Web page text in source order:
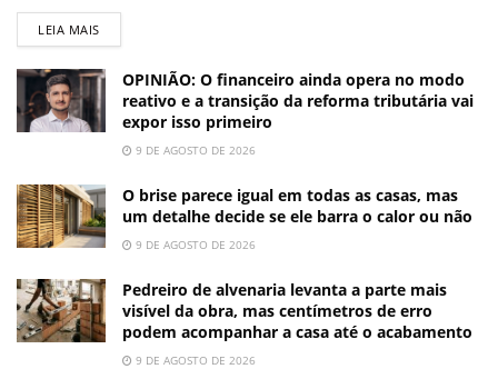
LEIA MAIS
OPINIÃO: O financeiro ainda opera no modo
reativo e a transição da reforma tributária vai
expor isso primeiro
9 DE AGOSTO DE 2026
O brise parece igual em todas as casas, mas
um detalhe decide se ele barra o calor ou não
9 DE AGOSTO DE 2026
Pedreiro de alvenaria levanta a parte mais
visível da obra, mas centímetros de erro
podem acompanhar a casa até o acabamento
9 DE AGOSTO DE 2026